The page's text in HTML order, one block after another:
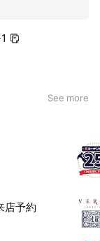
See more
店予約